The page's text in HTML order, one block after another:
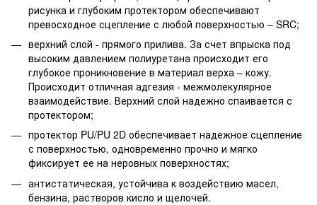
рисунка и глубоким протектором обеспечивают
превосходное сцепление с любой поверхностью – SRC;
верхний слой - прямого прилива. За счет впрыска под
высоким давлением полиуретана происходит его
глубокое проникновение в материал верха – кожу.
Происходит отличная адгезия - межмолекулярное
взаимодействие. Верхний слой надежно спаивается с
протектором;
протектор PU/PU 2D обеспечивает надежное сцепление
с поверхностью, одновременно прочно и мягко
фиксирует ее на неровных поверхностях;
антистатическая, устойчива к воздействию масел,
бензина, растворов кисло и щелочей.